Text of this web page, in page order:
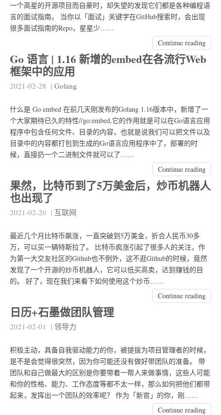
一个高星的开源项目而自豪时，却失望的发现它们都是各种编程语
言的面试指南。 当你以「面试」关键字在GitHub搜索时，会出现
很多面试指南的Repo，星星少……
Continue reading
Go 语言 | 1.16 新增的embed在各流行Web
框架中的应用
2021-02-28 | Golang
什么是 Go embed 在前几天刚发布的Golang 1.16版本中，新增了一
个大家期待已久的特性//go:embed,它的作用就是可以在Go语言应用
程序中包含任何文件、目录的内容，也就是说我们可以把文件以及
目录中的内容都打包到生成的Go语言应用程序中了，部署的时
候，直接扔一个二进制文件就可以了……
Continue reading
果然，比特币到了5万美金后，炒币机器人
也出现了
2021-02-20 | 互联网
最近几个月比特币飙涨，一直突破到5万美金，折合人民币30多
万，可以买一辆特斯拉了。 比特币疯涨引起了很多人的关注，作
为第一大交友社区的Github也不例外，这不逛Github的时候，竟然
发现了一个开源的炒币机器人，它可以低买高卖，达到赚钱的目
的。 好了，现在我们来看下如何使用这个炒币……
Continue reading
日历+石墨做团队管理
2021-02-01 | 领导力
积极主动，具备自我驱动能力的你，被提拔为项目管理者的时候，
是不是会觉得很突然，因为你可能还没有做好带团队的准备。 带
团队和自己做最大的区别是你要带着一帮人来做事情，这些人可能
和你的性格、能力、工作态度等都不太一样，那么如何把他们都带
起来，发挥出一个团队的效率呢？ 作为「新官」的你，刚……
Continue reading